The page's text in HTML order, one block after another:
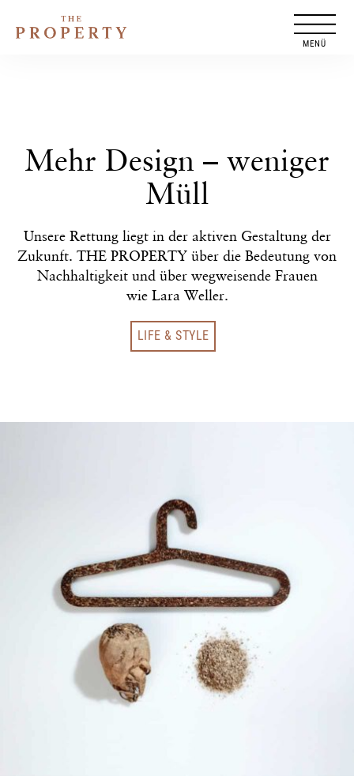
Inhalt
Mehr Design – weniger
Müll
Unsere Rettung liegt in der aktiven Gestaltung der
Zukunft. THE PROPERTY über die Bedeutung von
Nachhaltigkeit und über wegweisende Frauen
wie Lara Weller.
LIFE & STYLE